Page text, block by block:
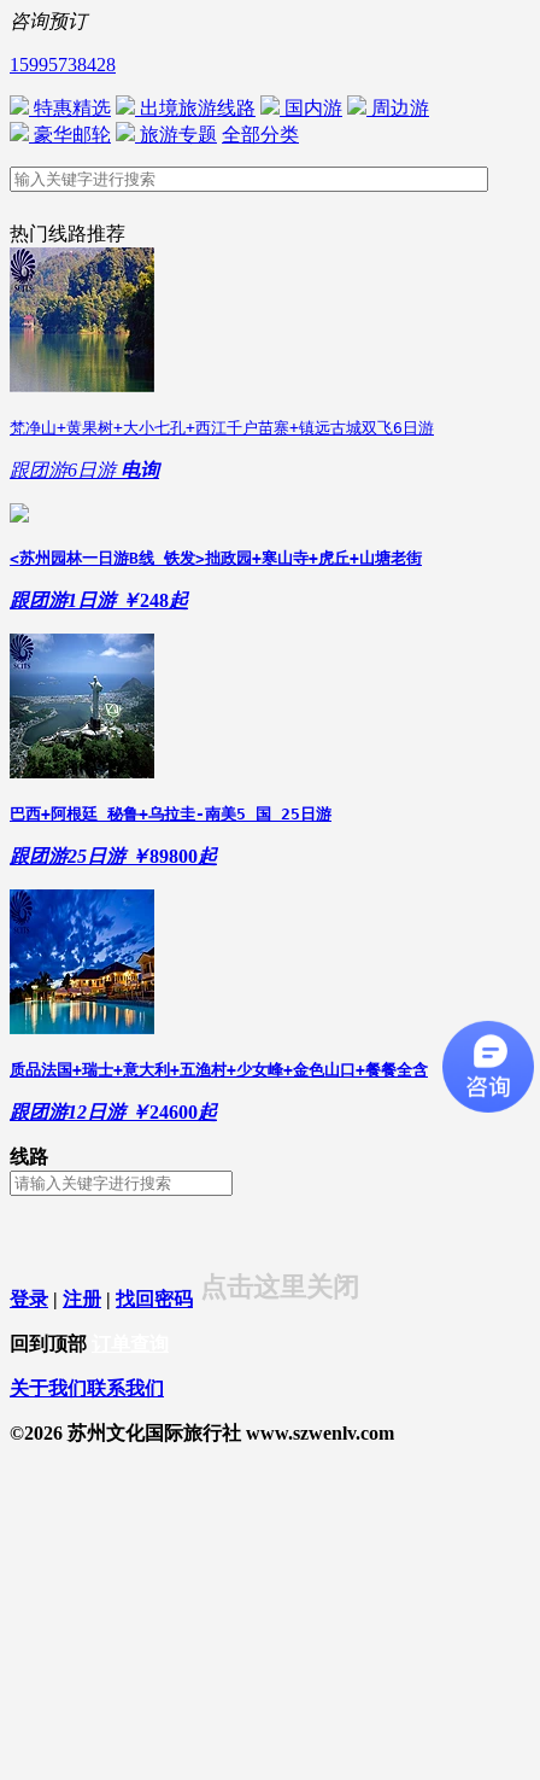
咨询预订
15995738428
特惠精选 出境旅游线路 国内游
周边游
豪华邮轮
旅游专题 全部分类
热门线路推荐
梵净山+黄果树+大小七孔+西江千户苗寨+镇远古城双飞6日游
跟团游6日游 电询
<苏州园林一日游B线 铁发>拙政园+寒山寺+虎丘+山塘老街
跟团游1日游 ￥248起
巴西+阿根廷 秘鲁+乌拉圭-南美5 国 25日游
跟团游25日游 ￥89800起
质品法国+瑞士+意大利+五渔村+少女峰+金色山口+餐餐全含
跟团游12日游 ￥24600起
线路
点击这里关闭
登录 | 注册 | 找回密码
回到顶部
关于我们联系我们
©2026 苏州文化国际旅行社 www.szwenlv.com